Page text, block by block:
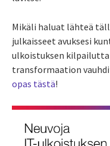
Mikäli haluat lähteä
julkaisseet avuksesi
ulkoistuksen
transformaation
opas tästä!